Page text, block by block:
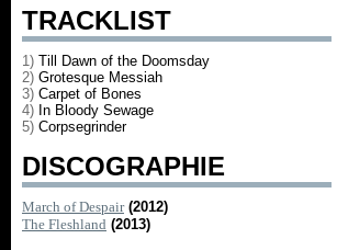
TRACKLIST
1) Till Dawn of the Doomsday
2) Grotesque Messiah
3) Carpet of Bones
4) In Bloody Sewage
5) Corpsegrinder
DISCOGRAPHIE
March of Despair (2012)
The Fleshland (2013)